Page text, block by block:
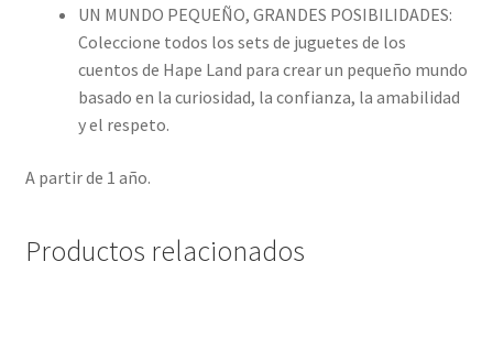
UN MUNDO PEQUEÑO, GRANDES POSIBILIDADES:
Coleccione todos los sets de juguetes de los
cuentos de Hape Land para crear un pequeño mundo
basado en la curiosidad, la confianza, la amabilidad
y el respeto.
A partir de 1 año.
Productos relacionados